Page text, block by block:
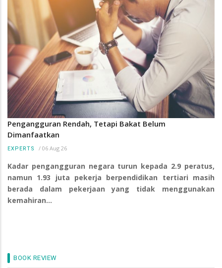
Pengangguran Rendah, Tetapi Bakat Belum
Dimanfaatkan
EXPERTS / 06 Aug 26
Kadar pengangguran negara turun kepada 2.9 peratus,
namun 1.93 juta pekerja berpendidikan tertiari masih
berada dalam pekerjaan yang tidak menggunakan
kemahiran…
BOOK REVIEW